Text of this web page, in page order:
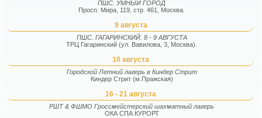
ПШС. УМНЫЙ ГОРОД
Просп. Мира, 119, стр. 461, Москва.
9 августа
ПШС. ГАГАРИНСКИЙ. 8 - 9 АВГУСТА
ТРЦ Гагаринский (ул. Вавилова, 3, Москва).
10 августа
Городской Летний лагерь в Киндер Стрит
Киндер Стрит (м.Пражская)
16 - 21 августа
РШТ & ФШМО Гроссмейстерский шахматный лагерь
ОКА СПА КУРОРТ